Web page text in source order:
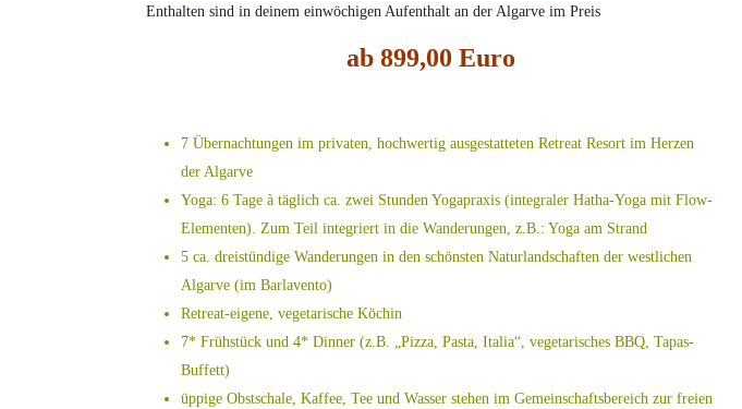
Enthalten sind in deinem einwöchigen Aufenthalt an der Algarve im Preis
ab 899,00 Euro
7 Übernachtungen im privaten, hochwertig ausgestatteten Retreat Resort im Herzen
der Algarve
Yoga: 6 Tage à täglich ca. zwei Stunden Yogapraxis (integraler Hatha-Yoga mit Flow-
Elementen). Zum Teil integriert in die Wanderungen, z.B.: Yoga am Strand
5 ca. dreistündige Wanderungen in den schönsten Naturlandschaften der westlichen
Algarve (im Barlavento)
Retreat-eigene, vegetarische Köchin
7* Frühstück und 4* Dinner (z.B. „Pizza, Pasta, Italia“, vegetarisches BBQ, Tapas-
Buffett)
üppige Obstschale, Kaffee, Tee und Wasser stehen im Gemeinschaftsbereich zur freien